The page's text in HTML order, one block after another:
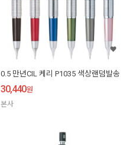
0.5 만년CIL 케리 P1035 색상랜덤발송
30,440원
본사